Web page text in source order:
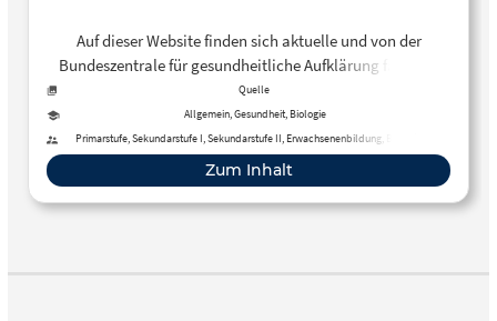
Auf dieser Website finden sich aktuelle und von der
Bundeszentrale für gesundheitliche Aufklärung fachlich
geprüfte Informationen, Videos, Infografiken und
Materialien rund um das Thema Infektionsschutz.
Quelle
Allgemein, Gesundheit, Biologie
Primarstufe, Sekundarstufe I, Sekundarstufe II, Erwachsenenbildung, Berufliche
Bildung
Zum Inhalt